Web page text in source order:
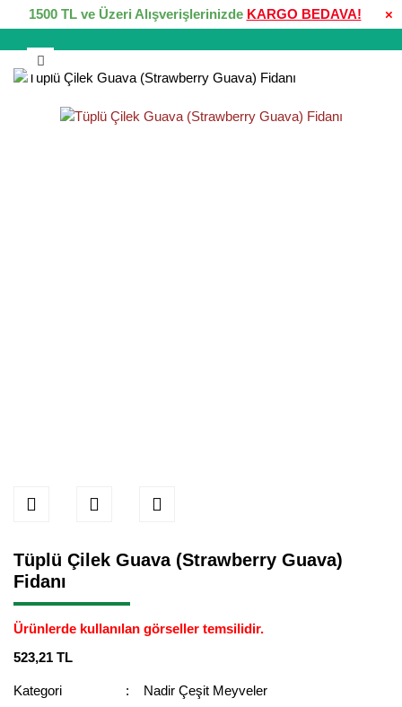
×
1500 TL ve Üzeri Alışverişlerinizde KARGO BEDAVA!
Tüplü Çilek Guava (Strawberry Guava)
Fidanı
Ürünlerde kullanılan görseller temsilidir.
523,21 TL
Kategori
Nadir Çeşit Meyveler